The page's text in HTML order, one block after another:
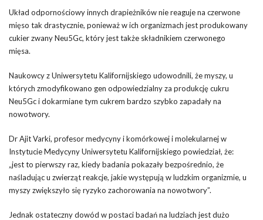
Układ odpornościowy innych drapieżników nie reaguje na czerwone
mięso tak drastycznie, ponieważ w ich organizmach jest produkowany
cukier zwany Neu5Gc, który jest także składnikiem czerwonego
mięsa.
Naukowcy z Uniwersytetu Kalifornijskiego udowodnili, że myszy, u
których zmodyfikowano gen odpowiedzialny za produkcję cukru
Neu5Gc i dokarmiane tym cukrem bardzo szybko zapadały na
nowotwory.
Dr Ajit Varki, profesor medycyny i komórkowej i molekularnej w
Instytucie Medycyny Uniwersytetu Kalifornijskiego powiedział, że:
„jest to pierwszy raz, kiedy badania pokazały bezpośrednio, że
naśladując u zwierząt reakcje, jakie występują w ludzkim organizmie, u
myszy zwiększyło się ryzyko zachorowania na nowotwory”.
Jednak ostateczny dowód w postaci badań na ludziach jest dużo